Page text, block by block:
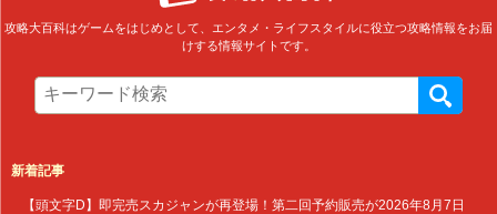
攻略大百科はゲームをはじめとして、エンタメ・ライフスタイルに役立つ攻略情報をお届
けする情報サイトです。
新着記事
【頭文字D】即完売スカジャンが再登場！第二回予約販売が2026年8月7日